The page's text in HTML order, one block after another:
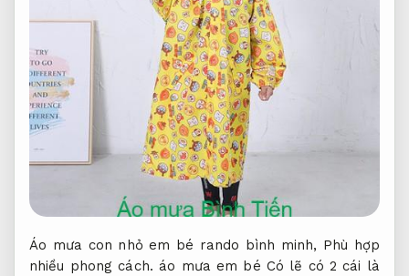
Áo mưa con nhỏ em bé rando bình minh, Phù hợp
nhiều phong cách. áo mưa em bé Có lẽ có 2 cái là